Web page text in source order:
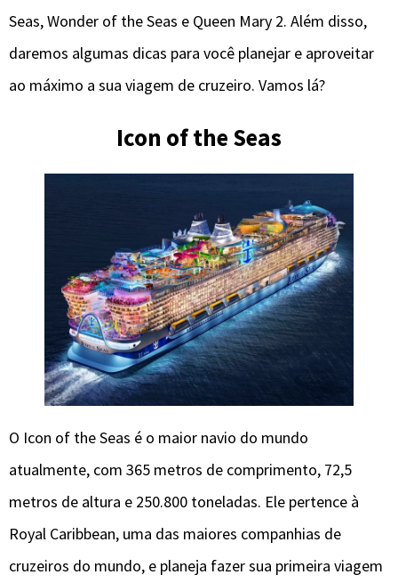
Seas, Wonder of the Seas e Queen Mary 2. Além disso,
daremos algumas dicas para você planejar e aproveitar
ao máximo a sua viagem de cruzeiro. Vamos lá?
Icon of the Seas
O Icon of the Seas é o maior navio do mundo
atualmente, com 365 metros de comprimento, 72,5
metros de altura e 250.800 toneladas. Ele pertence à
Royal Caribbean, uma das maiores companhias de
cruzeiros do mundo, e planeja fazer sua primeira viagem